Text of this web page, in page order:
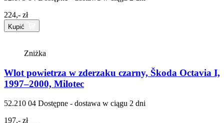
224,- zł
Kupić
Zniżka
Wlot powietrza w zderzaku czarny, Škoda Octavia I,
1997–2000, Milotec
52.210 04 Dostępne - dostawa w ciągu 2 dni
197,- zł